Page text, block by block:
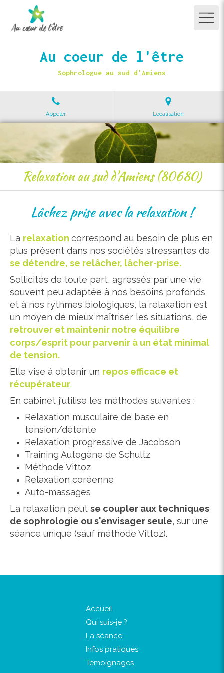
Au coeur de l'être
Sophrologue au sud d'Amiens
Appeler Localisation
Relaxation au sud d'Amiens (80680)
Lâchez prise avec la relaxation !
La relaxation correspond au besoin de plus en
plus présent dans nos sociétés stressantes de
se détendre, se relâcher, lâcher-prise.
Sollicités de toute part, agressés par une vie
souvent peu adaptée à nos besoins profonds
et à nos rythmes biologiques, la relaxation est
un moyen de mieux maîtriser les situations, de
retrouver et maintenir notre équilibre
corps/esprit pour parvenir à un état minimal
de tension.
Elle vise à obtenir un repos efficace et
récupérateur.
En cabinet j'utilise les méthodes suivantes :
Relaxation musculaire de base en
tension/détente
Relaxation progressive de Jacobson
Training Autogène de Schultz
Méthode Vittoz
Relaxation coréenne
Auto-massages
La relaxation peut se coupler aux techniques
de sophrologie ou s'envisager seule, sur une
séance unique (sauf méthode Vittoz).
Accueil
Qui suis-je ?
La séance
Infos pratiques
Témoignages